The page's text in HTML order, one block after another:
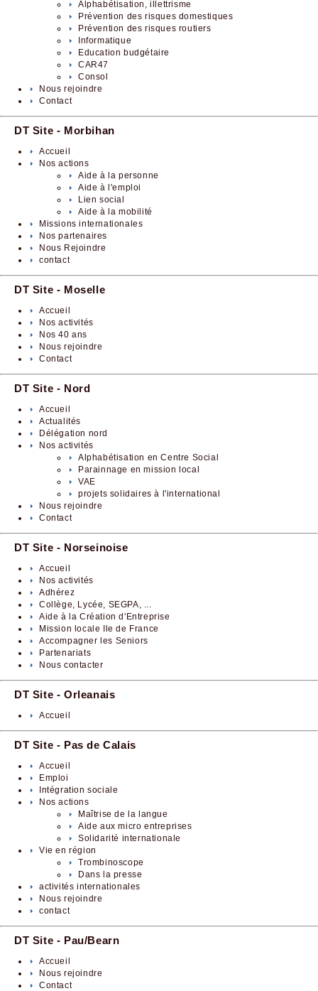
Alphabétisation, illettrisme
Prévention des risques domestiques
Prévention des risques routiers
Informatique
Education budgétaire
CAR47
Consol
Nous rejoindre
Contact
DT Site - Morbihan
Accueil
Nos actions
Aide à la personne
Aide à l'emploi
Lien social
Aide à la mobilité
Missions internationales
Nos partenaires
Nous Rejoindre
contact
DT Site - Moselle
Accueil
Nos activités
Nos 40 ans
Nous rejoindre
Contact
DT Site - Nord
Accueil
Actualités
Délégation nord
Nos activités
Alphabétisation en Centre Social
Parainnage en mission local
VAE
projets solidaires à l'international
Nous rejoindre
Contact
DT Site - Norseinoise
Accueil
Nos activités
Adhérez
Collège, Lycée, SEGPA, ...
Aide à la Création d'Entreprise
Mission locale Ile de France
Accompagner les Seniors
Partenariats
Nous contacter
DT Site - Orleanais
Accueil
DT Site - Pas de Calais
Accueil
Emploi
Intégration sociale
Nos actions
Maîtrise de la langue
Aide aux micro entreprises
Solidarité internationale
Vie en région
Trombinoscope
Dans la presse
activités internationales
Nous rejoindre
contact
DT Site - Pau/Bearn
Accueil
Nous rejoindre
Contact